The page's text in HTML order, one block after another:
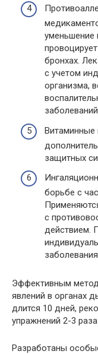
уменьшение
бронхах.
с учетом
организма,
Витаминные
защитных
борьбе с
с
действием.
Эффективным
явлений в органах
длится 10 дней,
упражнений 2-3 раза
Разработаны